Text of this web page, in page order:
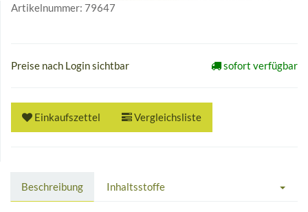
Artikelnummer: 79647
Preise nach Login sichtbar sofort verfügbar
Einkaufszettel Vergleichsliste
Beschreibung Inhaltsstoffe